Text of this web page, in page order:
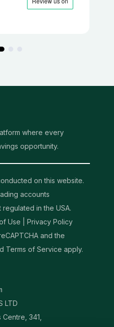
where every
opportunity.
on this website.
accounts
in the USA.
Use
Privacy Policy
and the
Terms of Service apply.
LTD
341,